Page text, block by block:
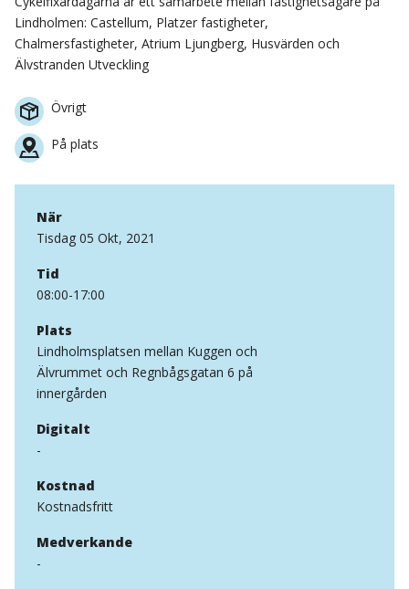
Lindholmen: Castellum, Platzer fastigheter,
Chalmersfastigheter, Atrium Ljungberg, Husvärden och
Älvstranden Utveckling
Övrigt
På plats
När
Tisdag 05 Okt, 2021
Tid
08:00-17:00
Plats
Lindholmsplatsen mellan Kuggen och
Älvrummet och Regnbågsgatan 6 på
innergården
Digitalt
-
Kostnad
Kostnadsfritt
Medverkande
-